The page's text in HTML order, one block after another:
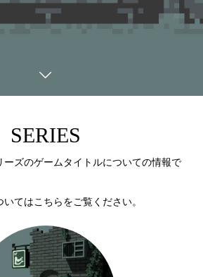
SERIES
ズのゲームタイトルについての情報で
てはこちらをご覧ください。